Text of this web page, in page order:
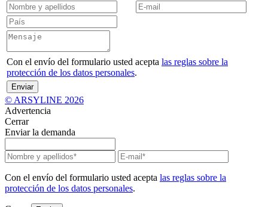
Con el envío del formulario usted acepta las reglas sobre la
protección de los datos personales.
Enviar
© ARSYLINE 2026
Advertencia
Cerrar
Enviar la demanda
Con el envío del formulario usted acepta las reglas sobre la
protección de los datos personales.